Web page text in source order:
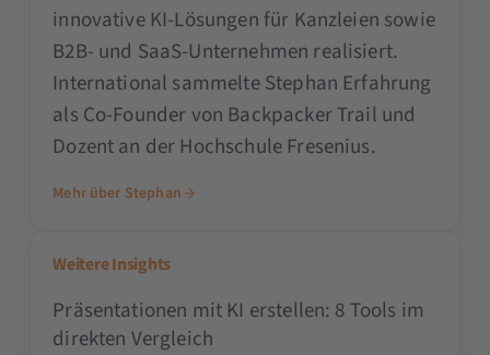
innovative KI-Lösungen für Kanzleien sowie
B2B- und SaaS-Unternehmen realisiert.
International sammelte Stephan Erfahrung
als Co-Founder von Backpacker Trail und
Dozent an der Hochschule Fresenius.
Mehr über Stephan
Weitere Insights
Präsentationen mit KI erstellen: 8 Tools im
direkten Vergleich